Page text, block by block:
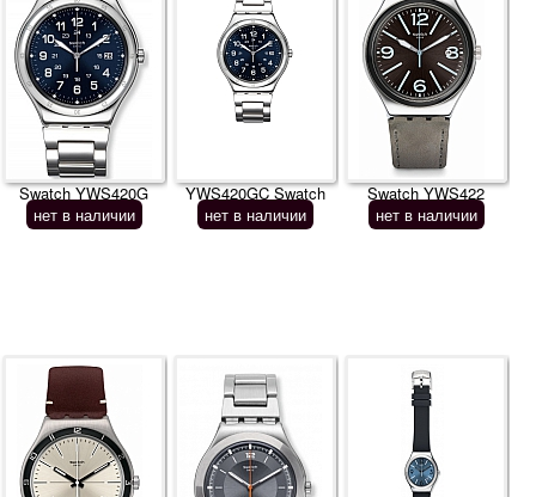
Swatch YWS420G
нет в наличии
YWS420GC Swatch
нет в наличии
Swatch YWS422
нет в наличии